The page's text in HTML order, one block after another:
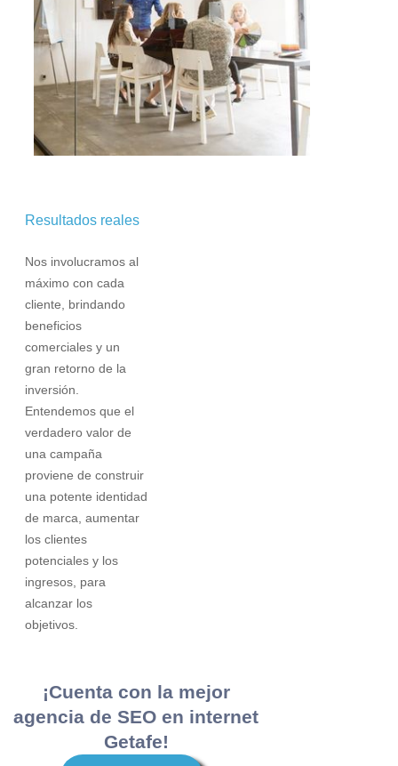
Resultados reales
Nos involucramos al
máximo con cada
cliente, brindando
beneficios
comerciales y un
gran retorno de la
inversión.
Entendemos que el
verdadero valor de
una campaña
proviene de construir
una potente identidad
de marca, aumentar
los clientes
potenciales y los
ingresos, para
alcanzar los
objetivos.
¡Cuenta con la mejor
agencia de SEO en internet
Getafe!